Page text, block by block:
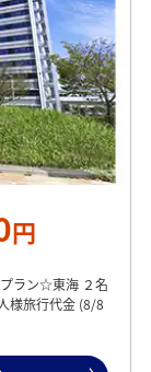
円
ラン☆東海 ２名
様旅行代金 (8/8